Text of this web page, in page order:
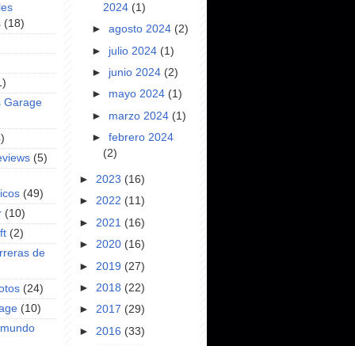
(18)
Garage
(5)
(49)
(10)
(2)
de
(24)
(10)
2024 (1)
►agosto 2024 (2)
► julio 2024 (1)
► junio 2024 (2)
► mayo 2024 (1)
► marzo 2024 (1)
►febrero 2024
(2)
► 2023 (16)
► 2022 (11)
► 2021 (16)
► 2020 (16)
► 2019 (27)
► 2018 (22)
► 2017 (29)
► 2016 (33)